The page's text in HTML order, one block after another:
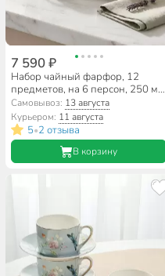
7 590 ₽
Набор чайный фарфор, 12
предметов, на 6 персон, 250 мл,
Lefard, Кристал Голд, 414-058,
подарочная упаковка
Самовывоз: 13 августа
Курьером: 11 августа
5•2 отзыва
В корзину